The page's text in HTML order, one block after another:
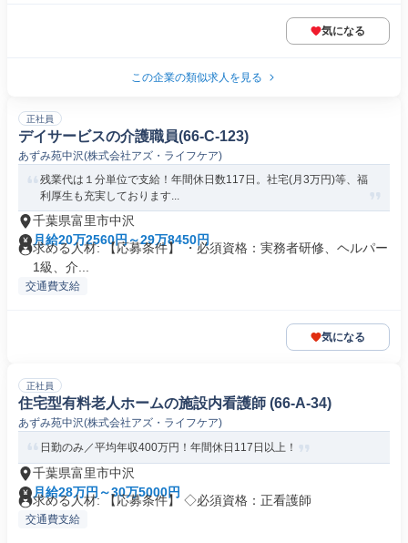
気になる
この企業の類似求人を見る
正社員
デイサービスの介護職員(66-C-123)
あずみ苑中沢(株式会社アズ・ライフケア)
残業代は１分単位で支給！年間休日数117日。社宅(月3万円)等、福
利厚生も充実しております...
千葉県富里市中沢
月給20万2560円～29万8450円
求める人材: 【応募条件】 ・必須資格：実務者研修、ヘルパー
1級、介...
交通費支給
気になる
正社員
住宅型有料老人ホームの施設内看護師 (66-A-34)
あずみ苑中沢(株式会社アズ・ライフケア)
日勤のみ／平均年収400万円！年間休日117日以上！
千葉県富里市中沢
月給28万円～30万5000円
求める人材: 【応募条件】 ◇必須資格：正看護師
交通費支給